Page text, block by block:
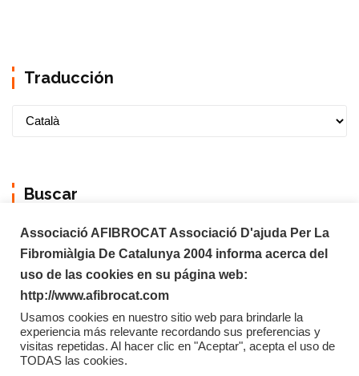
Traducción
Buscar
Associació AFIBROCAT Associació D'ajuda Per La
Fibromiàlgia De Catalunya 2004 informa acerca del
uso de las cookies en su página web:
http://www.afibrocat.com
Usamos cookies en nuestro sitio web para brindarle la
experiencia más relevante recordando sus preferencias y
visitas repetidas. Al hacer clic en "Aceptar", acepta el uso de
TODAS las cookies.